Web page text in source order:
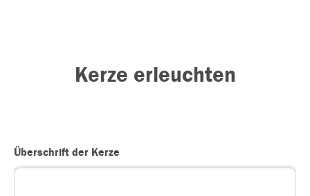
Kerze erleuchten
Überschrift der Kerze